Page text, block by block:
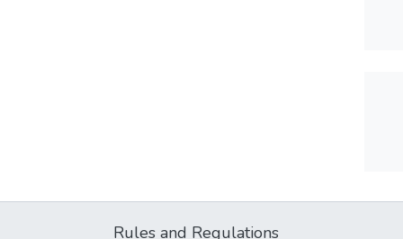
Rules and Regulations